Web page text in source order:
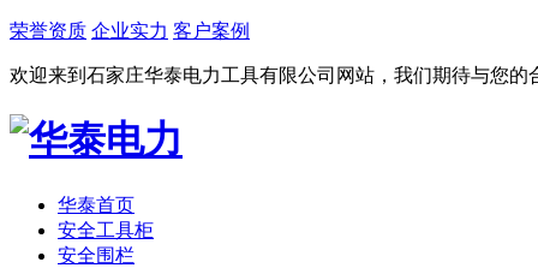
荣誉资质 企业实力 客户案例
欢迎来到石家庄华泰电力工具有限公司网站，我们期待与您的
华泰首页
安全工具柜
安全围栏